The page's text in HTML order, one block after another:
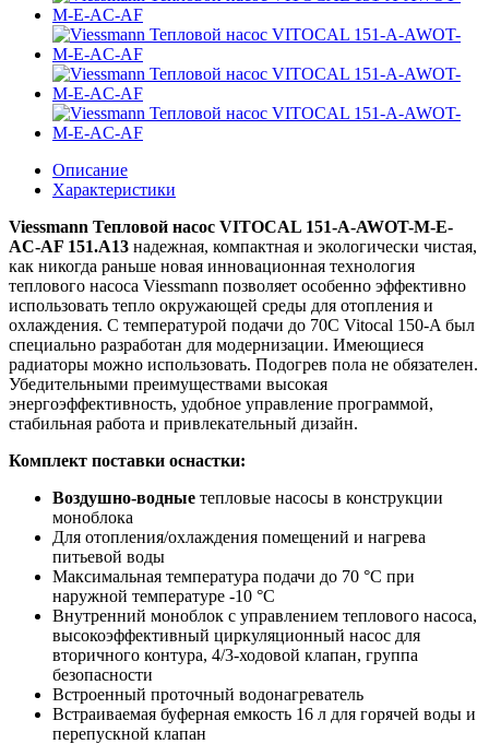
Описание
Характеристики
Viessmann Тепловой насос VITOCAL 151-A-AWOT-M-E-
AC-AF 151.A13 надежная, компактная и экологически чистая,
как никогда раньше новая инновационная технология
теплового насоса Viessmann позволяет особенно эффективно
использовать тепло окружающей среды для отопления и
охлаждения. С температурой подачи до 70C Vitocal 150-A был
специально разработан для модернизации. Имеющиеся
радиаторы можно использовать. Подогрев пола не обязателен.
Убедительными преимуществами высокая
энергоэффективность, удобное управление программой,
стабильная работа и привлекательный дизайн.
Комплект поставки оснастки:
Воздушно-водные тепловые насосы в конструкции
моноблока
Для отопления/охлаждения помещений и нагрева
питьевой воды
Максимальная температура подачи до 70 °C при
наружной температуре -10 °C
Внутренний моноблок с управлением теплового насоса,
высокоэффективный циркуляционный насос для
вторичного контура, 4/3-ходовой клапан, группа
безопасности
Встроенный проточный водонагреватель
Встраиваемая буферная емкость 16 л для горячей воды и
перепускной клапан